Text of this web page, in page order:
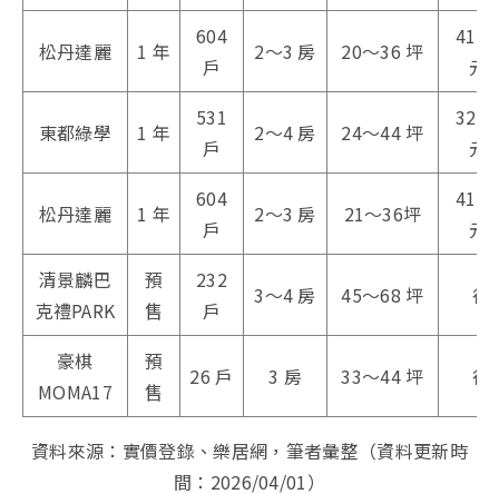
松丹達麗 1 年
604
戶
2～3 房 20～36 坪
元/
東都綠學 1 年
531
戶
2～4 房 24～44 坪
元/
松丹達麗 1 年
604
戶
2～3 房 21～36坪
元/
清景麟巴
克禮PARK
預
售
232
戶
3～4 房 45～68 坪 待
豪棋
MOMA17
預
售
26 戶 3 房 33～44 坪 待
資料來源：實價登錄、樂居網，筆者彙整（資料更新時
間：2026/04/01）